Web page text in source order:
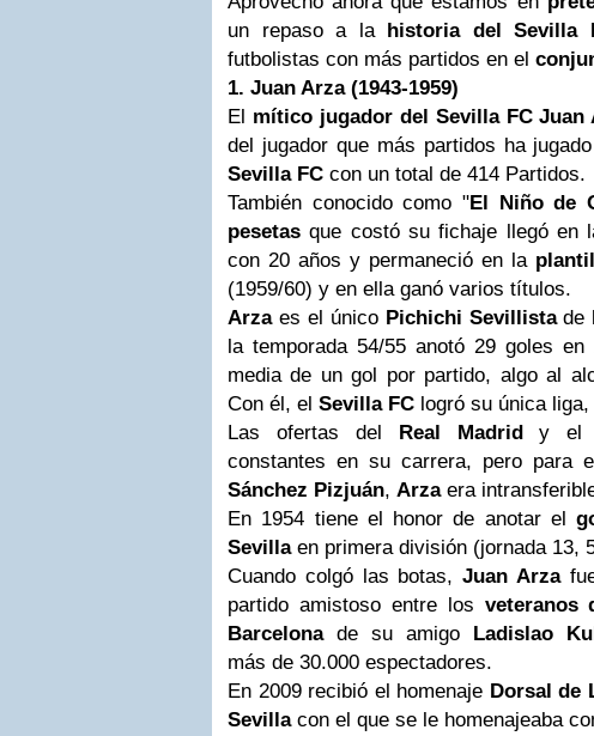
un repaso a la historia del Sevilla
futbolistas con más partidos en el
1. Juan Arza (1943-1959)
El mítico jugador del Sevilla FC Juan
del jugador que más partidos ha
Sevilla FC con un total de 414 Partidos.
También conocido como "El Niño de
pesetas que costó su fichaje llegó en
con 20 años y permaneció en la
(1959/60) y en ella ganó varios títulos.
Arza es el único Pichichi Sevillistade
la temporada 54/55 anotó 29 goles
media de un gol por partido, algo al
Con él, el Sevilla FC logró su única liga,
Las ofertas del Real Madridy el
constantes en su carrera, pero para
Sánchez Pizjuán, Arza era
En 1954 tiene el honor de anotar el
Sevilla en primera división (jornada 13,
Cuando colgó las botas,Juan Arza
partido amistoso entre los
Barcelonade su amigo Ladislao
más de 30.000 espectadores.
En 2009 recibió el homenaje Dorsal de
Sevilla con el que se le homenajeaba